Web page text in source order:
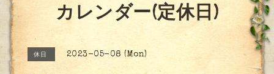
カレンダー(定休日)
休日 2023-05-08 (Mon)